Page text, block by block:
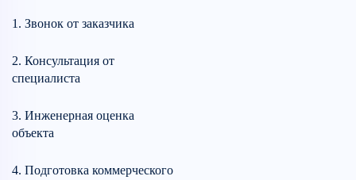
1. Звонок от заказчика
2. Консультация от
специалиста
3. Инженерная оценка
объекта
4. Подготовка коммерческого